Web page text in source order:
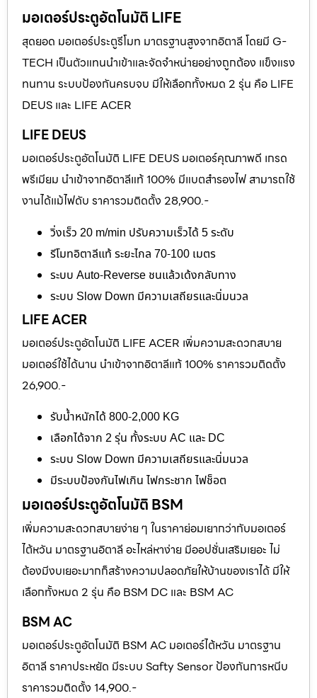
มอเตอร์ประตูอัตโนมัติ LIFE
สุดยอด มอเตอร์ประตูรีโมท มาตรฐานสูงจากอิตาลี โดยมี G-
TECH เป็นตัวแทนนำเข้าและจัดจำหน่ายอย่างถูกต้อง แข็งแรง
ทนทาน ระบบป้องกันครบจบ มีให้เลือกทั้งหมด 2 รุ่น คือ LIFE
DEUS และ LIFE ACER
LIFE DEUS
มอเตอร์ประตูอัตโนมัติ LIFE DEUS มอเตอร์คุณภาพดี เกรด
พรีเมียม นำเข้าจากอิตาลีแท้ 100% มีแบตสำรองไฟ สามารถใช้
งานได้แม้ไฟดับ ราคารวมติดตั้ง 28,900.-
วิ่งเร็ว 20 m/min ปรับความเร็วได้ 5 ระดับ
รีโมทอิตาลีแท้ ระยะไกล 70-100 เมตร
ระบบ Auto-Reverse ชนแล้วเด้งกลับทาง
ระบบ Slow Down มีความเสถียรและนิ่มนวล
LIFE ACER
มอเตอร์ประตูอัตโนมัติ LIFE ACER เพิ่มความสะดวกสบาย
มอเตอร์ใช้ได้นาน นำเข้าจากอิตาลีแท้ 100% ราคารวมติดตั้ง
26,900.-
รับน้ำหนักได้ 800-2,000 KG
เลือกได้จาก 2 รุ่น ทั้งระบบ AC และ DC
ระบบ Slow Down มีความเสถียรและนิ่มนวล
มีระบบป้องกันไฟเกิน ไฟกระชาก ไฟช็อต
มอเตอร์ประตูอัตโนมัติ BSM
เพิ่มความสะดวกสบายง่าย ๆ ในราคาย่อมเยากว่ากับมอเตอร์
ไต้หวัน มาตรฐานอิตาลี อะไหล่หาง่าย มีออปชั่นเสริมเยอะ ไม่
ต้องมีงบเยอะมากก็สร้างความปลอดภัยให้บ้านของเราได้ มีให้
เลือกทั้งหมด 2 รุ่น คือ BSM DC และ BSM AC
BSM AC
มอเตอร์ประตูอัตโนมัติ BSM AC มอเตอร์ไต้หวัน มาตรฐาน
อิตาลี ราคาประหยัด มีระบบ Safty Sensor ป้องกันการหนีบ
ราคารวมติดตั้ง 14,900.-